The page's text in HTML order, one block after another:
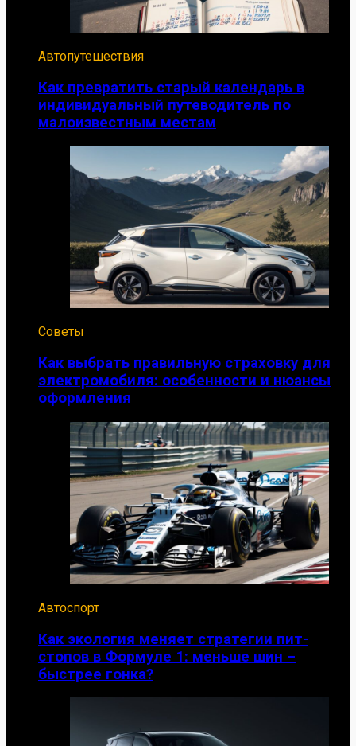
Автопутешествия
Как превратить старый календарь в
индивидуальный путеводитель по
малоизвестным местам
Советы
Как выбрать правильную страховку для
электромобиля: особенности и нюансы
оформления
Автоспорт
Как экология меняет стратегии пит-
стопов в Формуле 1: меньше шин –
быстрее гонка?